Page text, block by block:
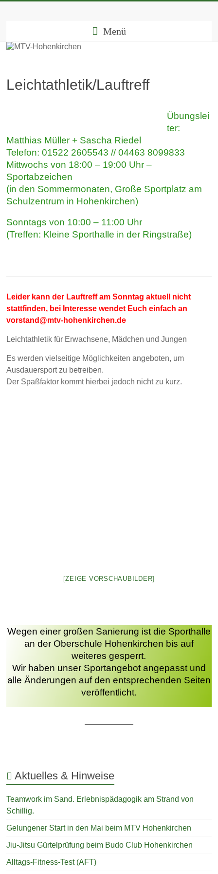
Menü
Leichtathletik/Lauftreff
Übungslei
ter:
Matthias Müller + Sascha Riedel
Telefon: 01522 2605543 // 04463 8099833
Mittwochs von 18:00 – 19:00 Uhr –
Sportabzeichen
(in den Sommermonaten, Große Sportplatz am
Schulzentrum in Hohenkirchen)
Sonntags von 10:00 – 11:00 Uhr
(Treffen: Kleine Sporthalle in der Ringstraße)
Leider kann der Lauftreff am Sonntag aktuell nicht
stattfinden, bei Interesse wendet Euch einfach an
vorstand@mtv-hohenkirchen.de
Leichtathletik für Erwachsene, Mädchen und Jungen
Es werden vielseitige Möglichkeiten angeboten, um
Ausdauersport zu betreiben.
Der Spaßfaktor kommt hierbei jedoch nicht zu kurz.
[ZEIGE VORSCHAUBILDER]
Wegen einer großen Sanierung ist die Sporthalle
an der Oberschule Hohenkirchen bis auf
weiteres gesperrt.
Wir haben unser Sportangebot angepasst und
alle Änderungen auf den entsprechenden Seiten
veröffentlicht.
Aktuelles & Hinweise
Teamwork im Sand. Erlebnispädagogik am Strand von
Schillig.
Gelungener Start in den Mai beim MTV Hohenkirchen
Jiu-Jitsu Gürtelprüfung beim Budo Club Hohenkirchen
Alltags-Fitness-Test (AFT)